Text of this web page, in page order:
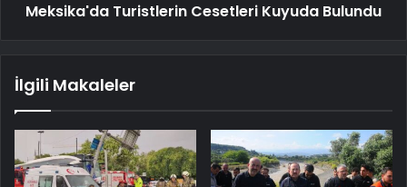
Meksika'da Turistlerin Cesetleri Kuyuda Bulundu
İlgili Makaleler